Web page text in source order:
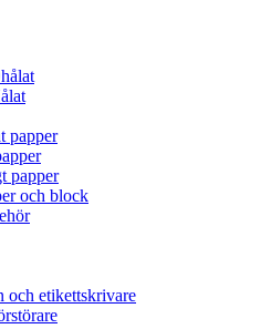
papper
papper
och block
och etikettskrivare